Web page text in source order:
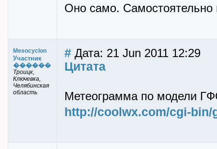
Оно само. Самостоятельно
Mesocyclon
Участник
������
Троицк,
Ключевка,
Челябинская
область
# Дата: 21 Jun 2011 12:29
Цитата
Метеограмма по модели
http://coolwx.com/cgi-bin/